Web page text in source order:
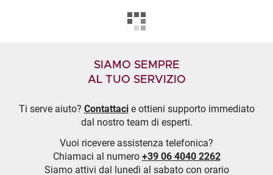
SIAMO SEMPRE
AL TUO SERVIZIO
Ti serve aiuto? Contattacie ottieni supporto immediato
dal nostro team di esperti.
Vuoi ricevere assistenza telefonica?
Chiamaci al numero +39 06 4040 2262
Siamo attivi dal lunedì al sabato con orario